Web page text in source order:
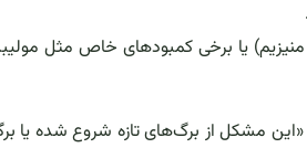
یا برخی کمبودهای خاص مثل
مشکل از برگ‌های تازه شروع شده یا